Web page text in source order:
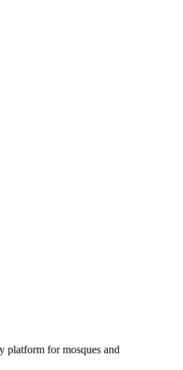
platform for mosques and